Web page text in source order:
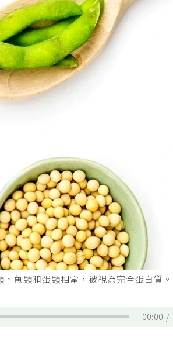
魚類和蛋類相當，被視為完全蛋白質。
00:00